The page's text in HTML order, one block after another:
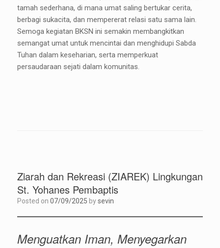
tamah sederhana, di mana umat saling bertukar cerita,
berbagi sukacita, dan mempererat relasi satu sama lain.
Semoga kegiatan BKSN ini semakin membangkitkan
semangat umat untuk mencintai dan menghidupi Sabda
Tuhan dalam keseharian, serta memperkuat
persaudaraan sejati dalam komunitas.
Ziarah dan Rekreasi (ZIAREK) Lingkungan
St. Yohanes Pembaptis
Posted on 07/09/2025 bysevin
Menguatkan Iman, Menyegarkan